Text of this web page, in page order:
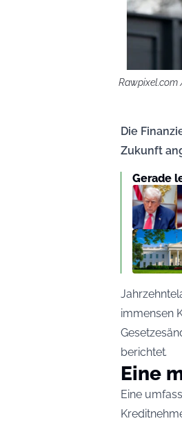
Die
Zukunft
Gerade
immensen
berichtet.
Eine
Eine